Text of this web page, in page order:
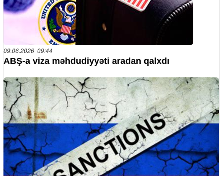
09.06.2026 09:44
ABŞ-a viza məhdudiyyəti aradan qalxdı